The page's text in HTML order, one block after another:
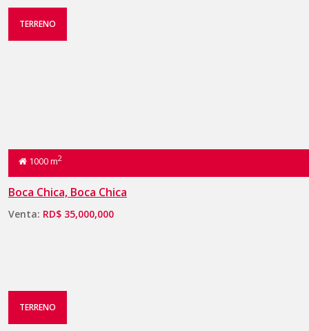
TERRENO
1000 m2
Boca Chica, Boca Chica
Venta: RD$ 35,000,000
TERRENO